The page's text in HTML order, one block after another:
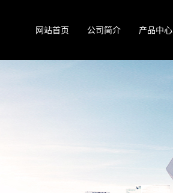
网站首页 公司简介 产品中心